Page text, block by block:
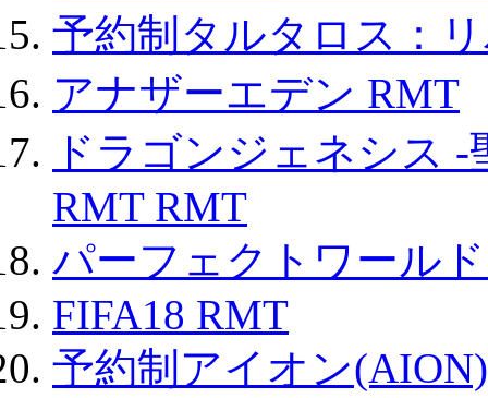
予約制タルタロス：
アナザーエデン RMT
ドラゴンジェネシス
RMT RMT
パーフェクトワール
FIFA18 RMT
予約制アイオン